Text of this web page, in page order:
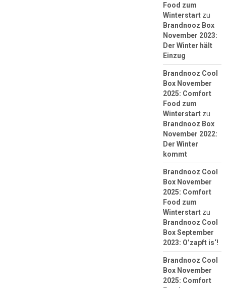
Food zum
Winterstartzu
Brandnooz Box
November 2023:
Der Winter hält
Einzug
Brandnooz Cool
Box November
2025: Comfort
Food zum
Winterstartzu
Brandnooz Box
November 2022:
Der Winter
kommt
Brandnooz Cool
Box November
2025: Comfort
Food zum
Winterstartzu
Brandnooz Cool
Box September
2023: O’zapft is‘!
Brandnooz Cool
Box November
2025: Comfort